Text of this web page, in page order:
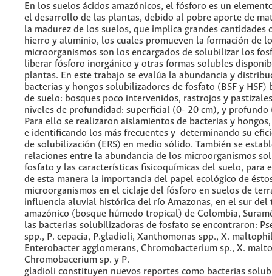
En los suelos ácidos amazónicos, el fósforo es un
el desarrollo de las plantas, debido al pobre aporte de
la madurez de los suelos, que implica grandes cantidades
hierro y aluminio, los cuales promueven la formación de
microorganismos son los encargados de solubilizar los
liberar fósforo inorgánico y otras formas solubles
plantas. En este trabajo se evalúa la abundancia y
bacterias y hongos solubilizadores de fosfato (BSF y HSF)
de suelo: bosques poco intervenidos, rastrojos y
niveles de profundidad: superficial (0- 20 cm), y profundo
Para ello se realizaron aislamientos de bacterias y
e identificando los más frecuentes y determinando su
de solubilización (ERS) en medio sólido. También se
relaciones entre la abundancia de los microorganismos
fosfato y las características fisicoquímicas del suelo, para
de esta manera la importancia del papel ecológico de
microorganismos en el ciclaje del fósforo en suelos de
influencia aluvial histórica del río Amazonas, en el sur del
amazónico (bosque húmedo tropical) de Colombia,
las bacterias solubilizadoras de fosfato se encontraron:
spp., P. cepacia, P.gladioli, Xanthomonas spp., X.
Enterobacter agglomerans, Chromobacterium sp., X.
Chromobacerium sp. y P.
gladioli constituyen nuevos reportes como bacterias